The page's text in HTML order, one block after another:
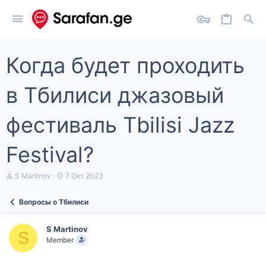
Когда будет проходить
в Тбилиси джазовый
фестиваль Tbilisi Jazz
Festival?
А
т
м
ы
S Martinov
Д
а
ч
а
7 Окт 2023
Вопросы о Тбилиси
S S Martinov
Member